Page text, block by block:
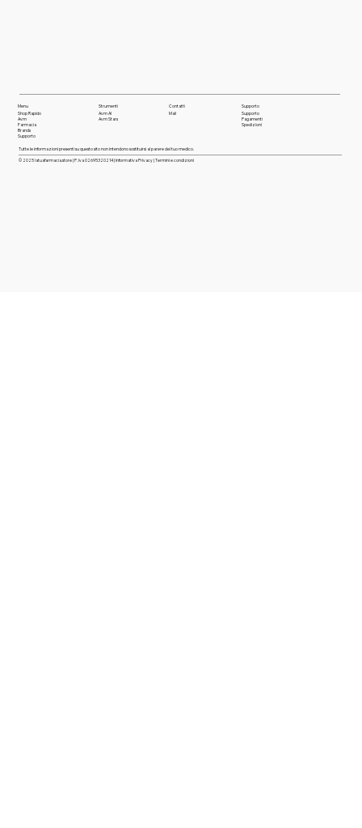
Menu
Shop Rapido
Avm
Farmacia
Brands
Supporto
Strumenti
Avm AI
Avm Stars
Contatti
Mail
Supporto
Supporto
Pagamenti
Spedizioni
Tutte le informazioni presenti su questo sito non intendono sostituirsi al parere del tuo medico.
© 2025 latuafarmacia.store | P. Iva 02695320214 |Informativa Privacy|Termini e condizioni